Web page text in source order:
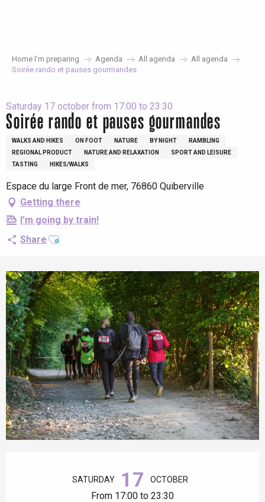
Home I’m preparing Agenda All agenda
All agenda
Soirée rando et pauses gourmandes
Saturday 17 october from 17:00 to 23:30
Soirée rando et pauses gourmandes
WALKS AND HIKES ON FOOT NATURE BY NIGHT
RAMBLING
REGIONAL PRODUCT
NATURE AND RELAXATION
SPORT AND LEISURE
TASTING
HIKES/WALKS
Espace du large Front de mer, 76860 Quiberville
Getting there
I'm going by train!
Share Ajouter aux favoris
SATURDAY 17 OCTOBER
From 17:00 to 23:30